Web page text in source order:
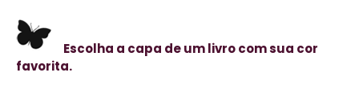
Escolha a capa de um livro com sua cor
favorita.